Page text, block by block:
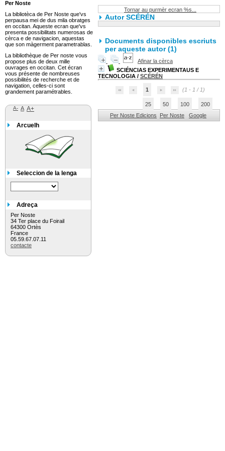
Tornar au purmèr ecran %s...
Autor SCÉRÉN
Documents disponibles escriuts
per aqueste autor (1)
Afinar la cèrca
SCIÉNCIAS EXPERIMENTAUS E
TECNOLOGIA / SCÉRÉN
1 (1 - 1 / 1)
25 50 100
200
Per Noste Edicions Per Noste Google
Per Noste
La bibliotèca de Per Noste que'vs
perpausa mei de dus mila obratges
en occitan. Aqueste ecran que'vs
presenta possibilitats numerosas de
cèrca e de navigacion, aquestas
que son màgerment parametrablas.
La bibliothèque de Per noste vous
propose plus de deux mille
ouvrages en occitan. Cet écran
vous présente de nombreuses
possibilités de recherche et de
navigation, celles-ci sont
grandement paramétrables.
A- A A+
Arcuelh
Seleccion de la lenga
Adreça
Per Noste
34 Ter place du Foirail
64300 Ortès
France
05.59.67.07.11
contacte